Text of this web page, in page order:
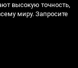
высокую точность,
миру. Запросите